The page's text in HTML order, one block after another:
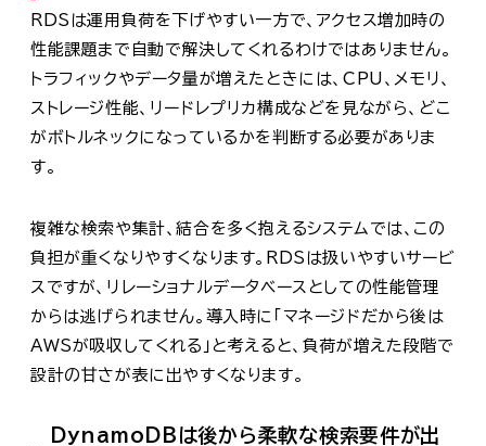
RDSは運用負荷を下げやすい一方で、アクセス増加時の
性能課題まで自動で解決してくれるわけではありません。
トラフィックやデータ量が増えたときには、CPU、メモリ、
ストレージ性能、リードレプリカ構成などを見ながら、どこ
がボトルネックになっているかを判断する必要がありま
す。
複雑な検索や集計、結合を多く抱えるシステムでは、この
負担が重くなりやすくなります。RDSは扱いやすいサービ
スですが、リレーショナルデータベースとしての性能管理
からは逃げられません。導入時に「マネージドだから後は
AWSが吸収してくれる」と考えると、負荷が増えた段階で
設計の甘さが表に出やすくなります。
DynamoDBは後から柔軟な検索要件が出